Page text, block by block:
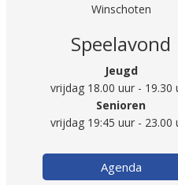
Winschoten
Speelavond
Jeugd
vrijdag 18.00 uur - 19.30
Senioren
vrijdag 19:45 uur - 23.00
Agenda